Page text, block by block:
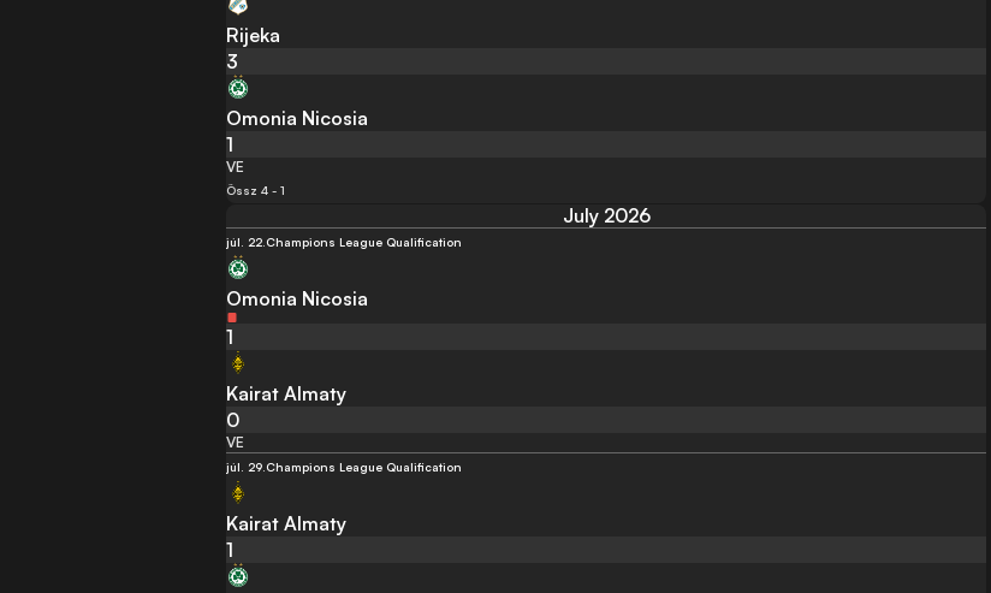
Rijeka
3
Omonia Nicosia
1
VE
Össz 4 - 1
July 2026
júl. 22. Champions League Qualification
Omonia Nicosia
1
Kairat Almaty
0
VE
júl. 29. Champions League Qualification
Kairat Almaty
1